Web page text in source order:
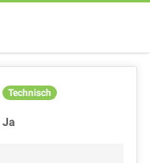
Technisch
Ja